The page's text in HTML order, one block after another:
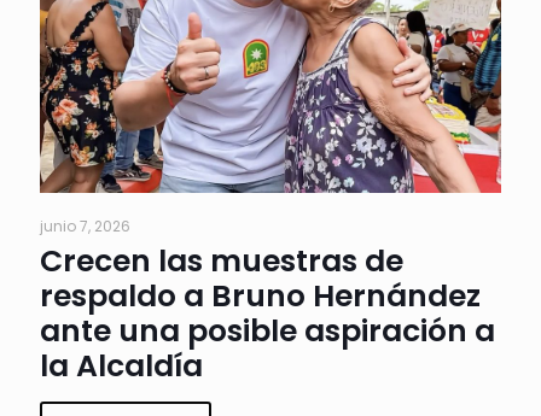
junio 7, 2026
Crecen las muestras de
respaldo a Bruno Hernández
ante una posible aspiración a
la Alcaldía